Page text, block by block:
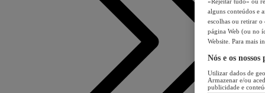
alguns conteúdos e
escolhas ou retirar
página Web (ou no
Website. Para mais
Nós e os
Utilizar dados de
Armazenar e/ou
publicidade e